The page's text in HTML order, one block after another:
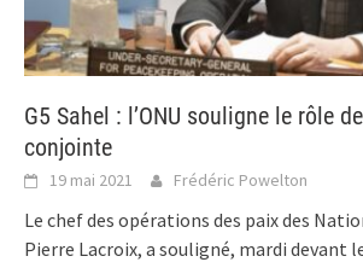
G5 Sahel : l’ONU souligne le rôle
conjointe
19 mai 2021 Frédéric Powelton
Le chef des opérations des paix des
Pierre Lacroix, a souligné, mardi devant